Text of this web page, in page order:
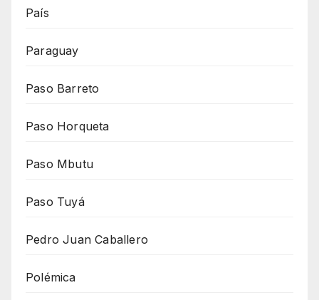
País
Paraguay
Paso Barreto
Paso Horqueta
Paso Mbutu
Paso Tuyá
Pedro Juan Caballero
Polémica